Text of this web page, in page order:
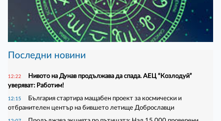
Последни новини
12:22
Нивото на Дунав продължава да спада. АЕЦ “Козлодуй”
уверяват: Работим!
12:15
България стартира мащабен проект за космически и
отбранителен център на бившето летище Доброславци